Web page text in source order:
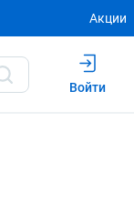
Акции
Войти